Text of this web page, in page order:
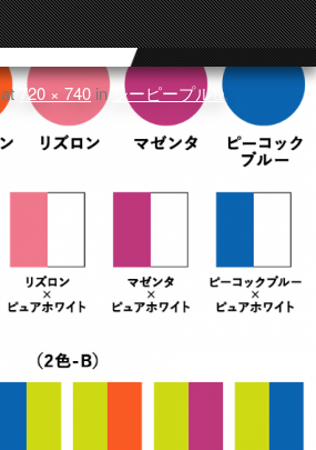
at 720 × 740 in シーピープル®.